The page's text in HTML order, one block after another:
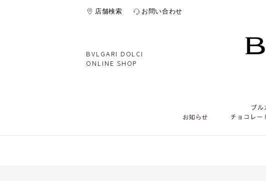
店舗検索 お問い合わせ
BVLGARI DOLCI
ONLINE SHOP